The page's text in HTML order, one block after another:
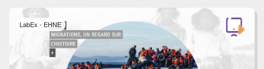
LabEx - EHNE